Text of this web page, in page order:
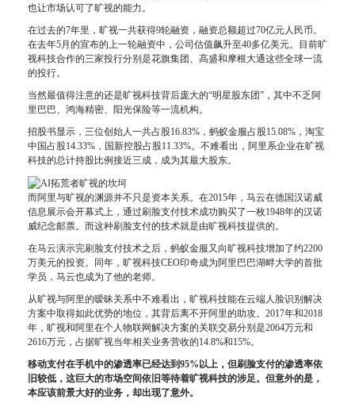
也让市场认可了旷视的能力。
在过去的7年里，旷视一共获得9轮融资，融资总额超过70亿元人民币。
在去年5月的宣布的上一轮融资中，公司估值飙升至40多亿美元。目前旷
视科技合作的三家投行分别是花旗集团、高盛和摩根大通这些全球一流
的投行。
当然最值得注意的还是旷视科技背后庞大的“明星股东团”，其中不乏阿
里巴巴、鸿海精密、阳光保险等一流机构。
招股书显示，三位创始人一共占股16.83%，蚂蚁金服占股15.08%，淘宝
中国占股14.33%，国新控股占股11.33%。不难看出，阿里系企业在旷视
科技的总计持股比例接近三成，成为其最大股东。
而阿里与旷视的渊源并不只是资本关系。在2015年，马云在德国汉诺威
信息展示会开幕式上，通过刷脸支付技术成功购买了一枚1948年的汉诺
威纪念邮票。而这种刷脸支付的技术就是由旷视科技提供的。
在马云演示完刷脸支付技术之后，蚂蚁金服又向旷视科技增加了约2200
万美元的投资。同年，旷视科技CEO印奇成为阿里巴巴湖畔大学的首批
学员，马云也成为了他的老师。
从旷视与阿里的暧昧关系中不难看出，旷视科技能在云端人脸识别解决
方案中取得如此优势的地位，其背后离不开阿里的助攻。2017年和2018
年，旷视和阿里在个人物联网解决方案的关联交易分别是2064万元和
2616万元，占据旷视当年相关业务营收的14.8%和15%。
移动支付在手机中的渗透率已经达到95%以上，但刷脸支付的渗透率依
旧较低，这巨大的市场空间依旧等待着旷视科技的涉足。但意外的是，
本应该前景大好的业务，却出现了意外。